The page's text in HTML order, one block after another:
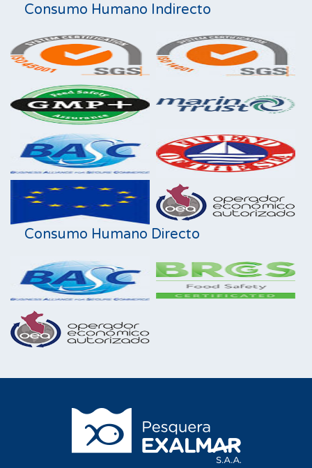
Consumo Humano Indirecto
Consumo Humano Directo